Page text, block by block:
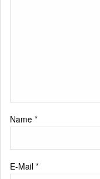
Name *
E-Mail *